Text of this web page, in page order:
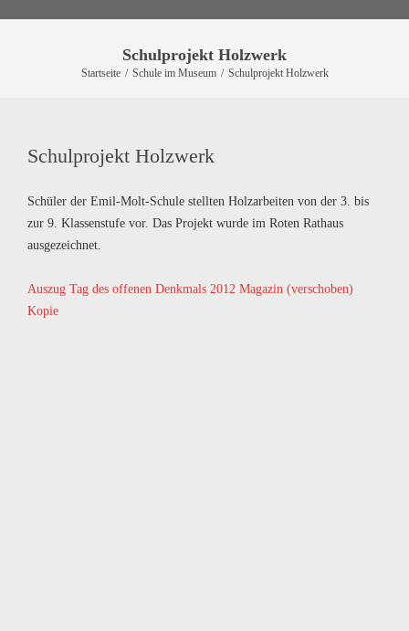
Schulprojekt Holzwerk
Startseite / Schule im Museum / Schulprojekt Holzwerk
Schulprojekt Holzwerk
Schüler der Emil-Molt-Schule stellten Holzarbeiten von der 3. bis
zur 9. Klassenstufe vor. Das Projekt wurde im Roten Rathaus
ausgezeichnet.
Auszug Tag des offenen Denkmals 2012 Magazin (verschoben)
Kopie